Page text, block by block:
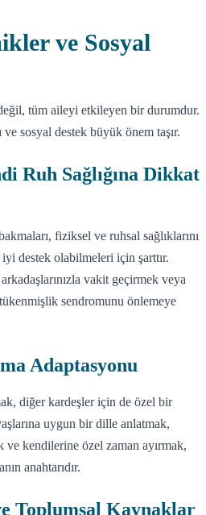
ve Sosyal
tüm aileyi etkileyen bir durumdur.
sosyal destek büyük önem taşır.
Ruh Sağlığına Dikkat
fiziksel ve ruhsal sağlıklarını
destek olabilmeleri için şarttır.
vakit geçirmek veya
sendromunu önlemeye
Adaptasyonu
diğer kardeşler için de özel bir
uygun bir dille anlatmak,
ve kendilerine özel zaman ayırmak,
anahtarıdır.
Toplumsal Kaynaklar